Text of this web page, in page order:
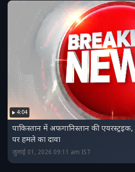
4:04
पाकिस्तान में अफगानिस्तान की
पर हमले का दावा
जुलाई 01, 2026 09:11 am IST